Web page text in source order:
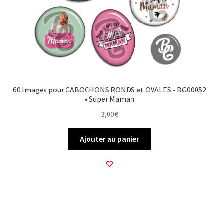
60 Images pour CABOCHONS RONDS et OVALES • BG00052
• Super Maman
3,00€
Ajouter au panier